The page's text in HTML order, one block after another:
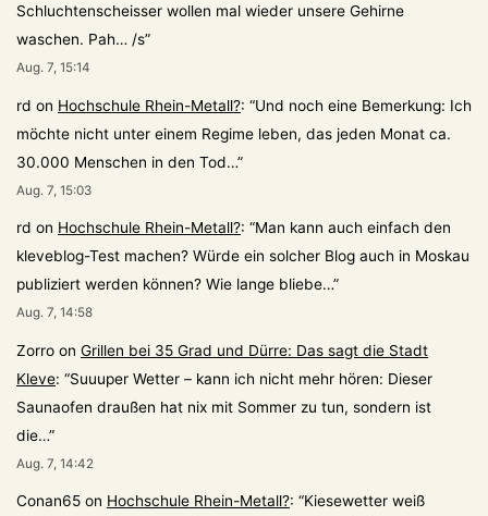
Schluchtenscheisser wollen mal wieder unsere Gehirne
waschen. Pah… /s”
Aug. 7, 15:14
rd on Hochschule Rhein-Metall?: “Und noch eine Bemerkung: Ich
möchte nicht unter einem Regime leben, das jeden Monat ca.
30.000 Menschen in den Tod…”
Aug. 7, 15:03
rd on Hochschule Rhein-Metall?: “Man kann auch einfach den
kleveblog-Test machen? Würde ein solcher Blog auch in Moskau
publiziert werden können? Wie lange bliebe…”
Aug. 7, 14:58
Zorro on Grillen bei 35 Grad und Dürre: Das sagt die Stadt
Kleve: “Suuuper Wetter – kann ich nicht mehr hören: Dieser
Saunaofen draußen hat nix mit Sommer zu tun, sondern ist
die…”
Aug. 7, 14:42
Conan65 on Hochschule Rhein-Metall?: “Kiesewetter weiß